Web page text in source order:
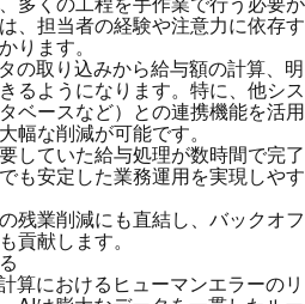
、担当者の経験や注意力に依存す
ります。
の取り込みから給与額の計算、明
るようになります。特に、他シス
ベースなど）との連携機能を活用
幅な削減が可能です。
していた給与処理が数時間で完了
も安定した業務運用を実現しやす
残業削減にも直結し、バックオフ
貢献します。
算におけるヒューマンエラーのリ